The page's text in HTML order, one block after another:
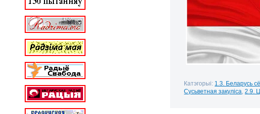
Катэгорыі: 1.3. Беларусь
Сусьветная закуліса ,2.9.